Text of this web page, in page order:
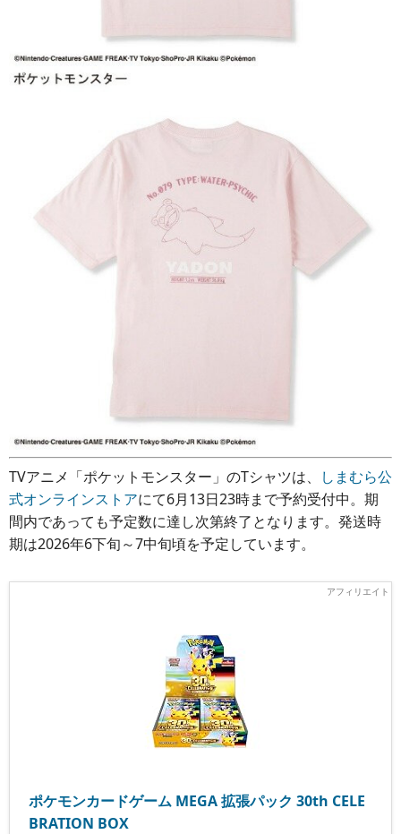
TVアニメ「ポケットモンスター」のTシャツは、
しまむら公
式オンラインストアにて6月13日23時まで予約受付中。期
間内であっても予定数に達し次第終了となります。発送時
期は2026年6下旬～7中旬頃を予定しています。
ポケモンカードゲーム MEGA 拡張パック 30th CELE
BRATION BOX